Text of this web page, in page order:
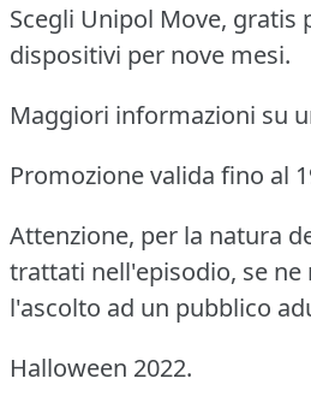
Scegli Unipol Move, gratis
dispositivi per nove mesi.
Maggiori informazioni su
Promozione valida fino al
Attenzione, per la natura
trattati nell'episodio, se ne
l'ascolto ad un pubblico
Halloween 2022.